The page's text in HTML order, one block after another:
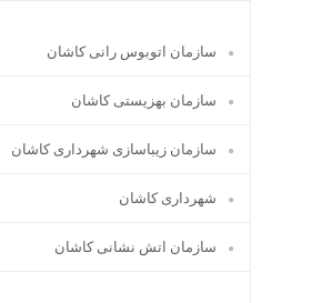
سازمان اتوبوس رانی کاشان
سازمان بهزیستی کاشان
سازمان زیباسازی شهرداری کاشان
شهرداری کاشان
سازمان اتش نشانی کاشان